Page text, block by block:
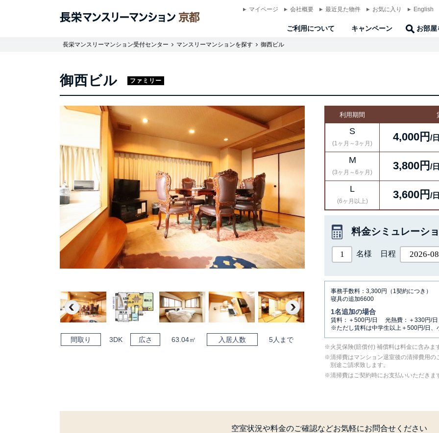
マイページ 会社概要 最近見た物件 お気に入り English
ご利用について キャンペーン お部屋
長栄マンスリーマンション受付センター マンスリーマンションを探す 御西ビル
御西ビル ファミリー
Previous Next
間取り 3DK 広さ 63.04㎡ 入居人数 5人まで
利用期間
S
(1ヶ月～3ヶ月)
4,000円 /日
M
(3ヶ月～6ヶ月)
3,800円 /日
L
(6ヶ月以上)
3,600円 /日
料金シミュレーシ
名様 日程
事務手数料：3,300円（1契約につき）
寝具の追加6600
1名追加の場合
賃料：＋500円/日 光熱費：＋330円/日
※ただし賃料は中学生以上＋500円/日、
⽕災保険(賠償付) 補償料は料⾦に含みま
清掃費はマンション退室後の清掃費用
別途ご請求致します。
清掃費はご契約時にお支払いいただきま
空室状況や料金のご確認などお気軽にお問合せください